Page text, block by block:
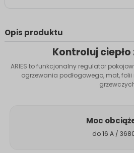
Opis produktu
Kontroluj
ARIES to funkcjonalny regulator
ogrzewania podłogowego, mat,
Moc
do 16 A /